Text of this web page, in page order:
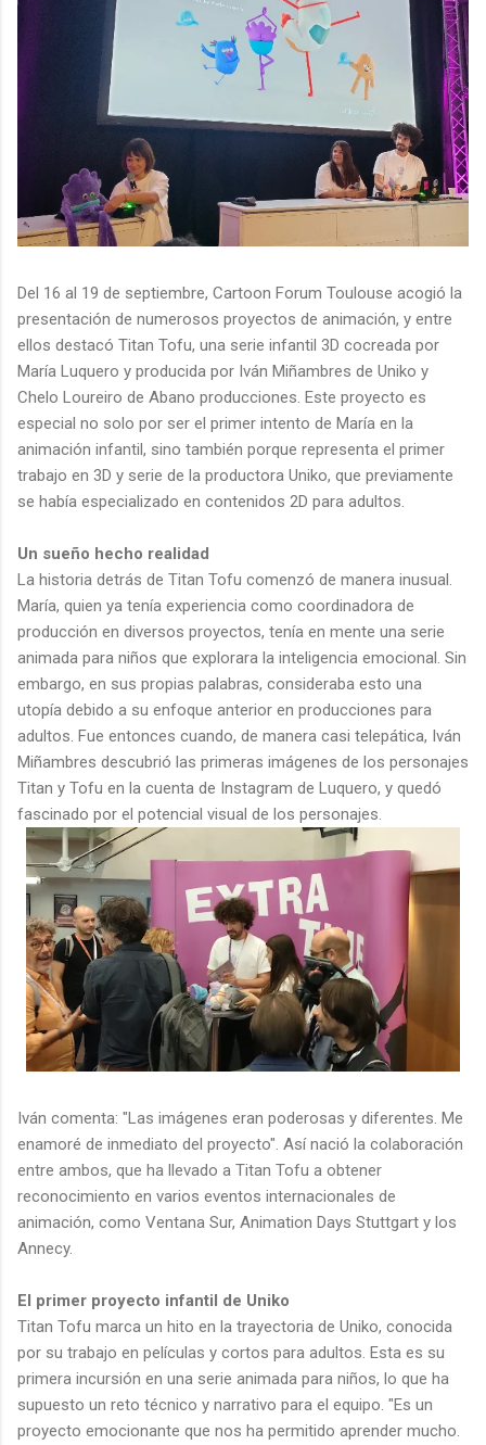
Del 16 al 19 de septiembre, Cartoon Forum Toulouse acogió la
presentación de numerosos proyectos de animación, y entre
ellos destacó Titan Tofu, una serie infantil 3D cocreada por
María Luquero y producida por Iván Miñambres de Uniko y
Chelo Loureiro de Abano producciones. Este proyecto es
especial no solo por ser el primer intento de María en la
animación infantil, sino también porque representa el primer
trabajo en 3D y serie de la productora Uniko, que previamente
se había especializado en contenidos 2D para adultos.
Un sueño hecho realidad
La historia detrás de Titan Tofu comenzó de manera inusual.
María, quien ya tenía experiencia como coordinadora de
producción en diversos proyectos, tenía en mente una serie
animada para niños que explorara la inteligencia emocional. Sin
embargo, en sus propias palabras, consideraba esto una
utopía debido a su enfoque anterior en producciones para
adultos. Fue entonces cuando, de manera casi telepática, Iván
Miñambres descubrió las primeras imágenes de los personajes
Titan y Tofu en la cuenta de Instagram de Luquero, y quedó
fascinado por el potencial visual de los personajes.
Iván comenta: "Las imágenes eran poderosas y diferentes. Me
enamoré de inmediato del proyecto". Así nació la colaboración
entre ambos, que ha llevado a Titan Tofu a obtener
reconocimiento en varios eventos internacionales de
animación, como Ventana Sur, Animation Days Stuttgart y los
Annecy.
El primer proyecto infantil de Uniko
Titan Tofu marca un hito en la trayectoria de Uniko, conocida
por su trabajo en películas y cortos para adultos. Esta es su
primera incursión en una serie animada para niños, lo que ha
supuesto un reto técnico y narrativo para el equipo. "Es un
proyecto emocionante que nos ha permitido aprender mucho.